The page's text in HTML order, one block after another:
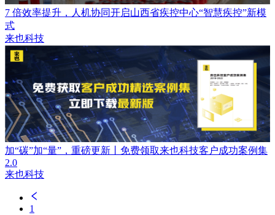
7 倍效率提升，人机协同开启山西省疾控中心“智慧疾控”新模
式
来也科技
加“碳”加“量”，重磅更新丨免费领取来也科技客户成功案例集
2.0
来也科技
1